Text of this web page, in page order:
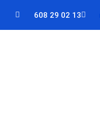
608 29 02 13